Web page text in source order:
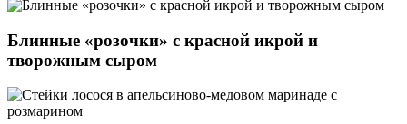
Блинные «розочки» с красной икрой и
творожным сыром